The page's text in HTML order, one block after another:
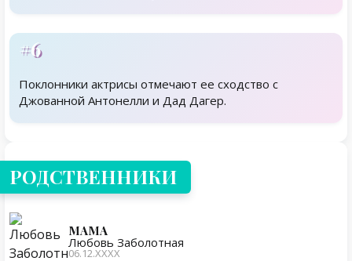
#6
Поклонники актрисы отмечают ее сходство с
Джованной Антонелли и Дад Дагер.
Родственники
РОДСТВЕННИКИ
МАМА
Любовь Заболотная
06.12.ХХХХ